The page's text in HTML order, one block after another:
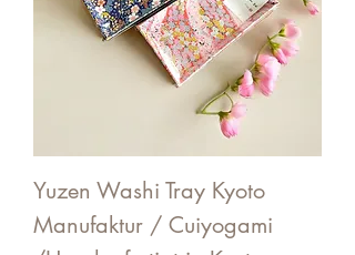
Yuzen Washi Tray Kyoto
Manufaktur / Cuiyogami